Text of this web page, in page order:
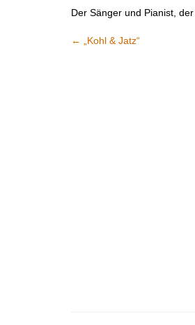
Der Sänger und Pianist,
← „Kohl & Jatz“